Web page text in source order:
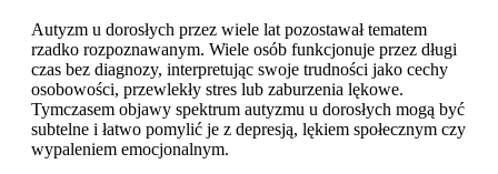
Autyzm u dorosłych przez wiele lat pozostawał tematem
rzadko rozpoznawanym. Wiele osób funkcjonuje przez długi
czas bez diagnozy, interpretując swoje trudności jako cechy
osobowości, przewlekły stres lub zaburzenia lękowe.
Tymczasem objawy spektrum autyzmu u dorosłych mogą być
subtelne i łatwo pomylić je z depresją, lękiem społecznym czy
wypaleniem emocjonalnym.